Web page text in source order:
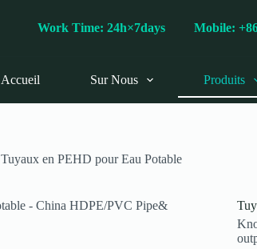
Work Time: 24h×7daysMobile:
Accueil Sur Nous Produits
Tuyaux en PEHD pour Eau Potable